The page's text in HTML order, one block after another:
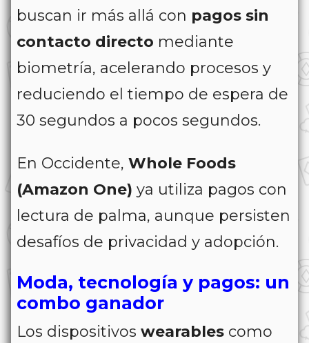
buscan ir más allá con pagos sin
contacto directo mediante
biometría, acelerando procesos y
reduciendo el tiempo de espera de
30 segundos a pocos segundos.
En Occidente, Whole Foods
(Amazon One) ya utiliza pagos con
lectura de palma, aunque persisten
desafíos de privacidad y adopción.
Moda, tecnología y pagos: un
combo ganador
Los dispositivos wearables como